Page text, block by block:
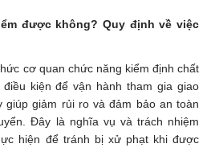
được không? Quy định về việc
cơ quan chức năng kiểm định chất
kiện để vận hành tham gia giao
giúp giảm rủi ro và đảm bảo an toàn
Đây là nghĩa vụ và trách nhiệm
hiện để tránh bị xử phạt khi được